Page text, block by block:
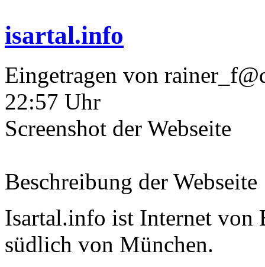
isartal.info
Eingetragen von
22:57 Uhr
Screenshot der Webseite
Beschreibung der Webseite
Isartal.info ist Internet von
südlich von München.